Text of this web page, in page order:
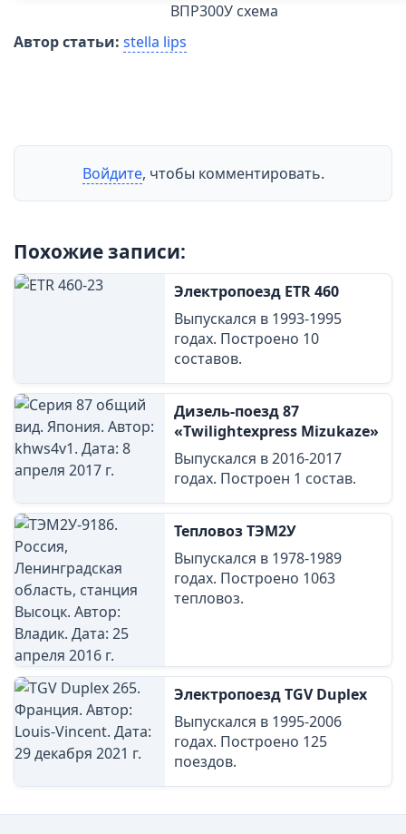
ВПР300У схема
Автор статьи: stella lips
Войдите, чтобы комментировать.
Похожие записи:
Электропоезд ETR 460
Выпускался в 1993-1995
годах. Построено 10
составов.
Дизель-поезд 87
«Twilightexpress Mizukaze»
Выпускался в 2016-2017
годах. Построен 1 состав.
Тепловоз ТЭМ2У
Выпускался в 1978-1989
годах. Построено 1063
тепловоз.
Электропоезд TGV Duplex
Выпускался в 1995-2006
годах. Построено 125
поездов.